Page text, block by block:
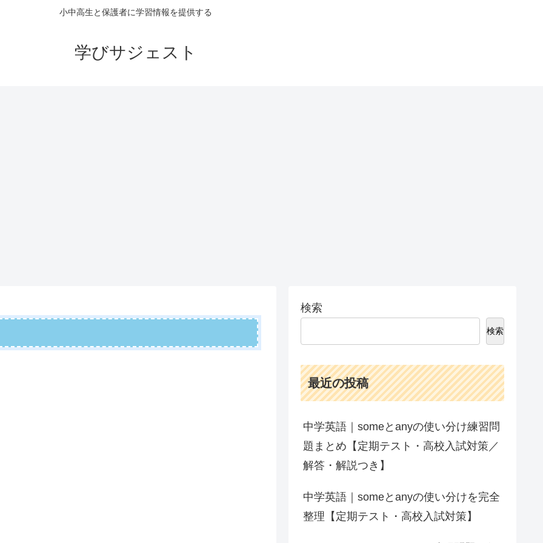
小中高生と保護者に学習情報を提供する
学びサジェスト
検索
検索
最近の投稿
中学英語｜someとanyの使い分け練習問
題まとめ【定期テスト・高校入試対策／
解答・解説つき】
中学英語｜someとanyの使い分けを完全
整理【定期テスト・高校入試対策】